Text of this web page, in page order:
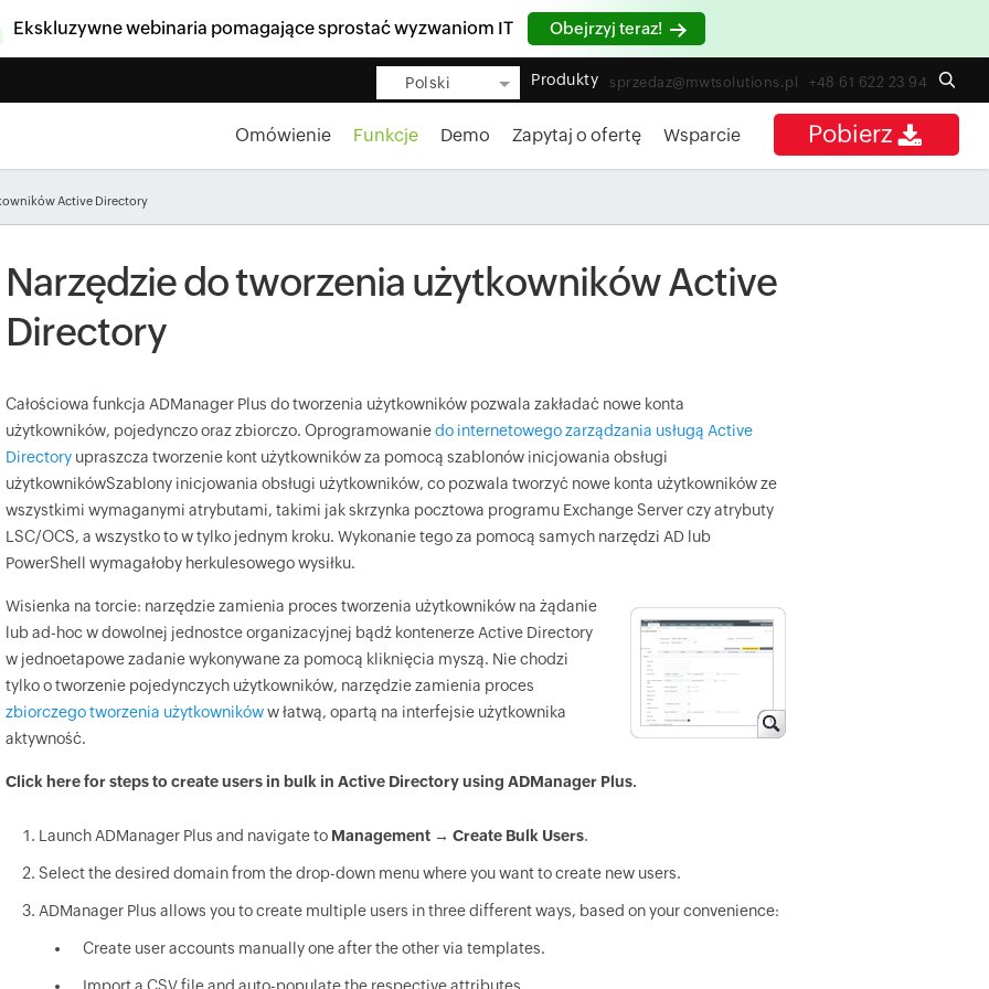
Ekskluzywne webinaria pomagające sprostać wyzwaniom IT Obejrzyj teraz!
Polski Produkty sprzedaz@mwtsolutions.pl +48 61 622 23 94
Pobierz
Omówienie Funkcje Demo Zapytaj o ofertę Wsparcie
Active Directory
Narzędzie do tworzenia użytkowników Active
Directory
Całościowa funkcja ADManager Plus do tworzenia użytkowników pozwala zakładać nowe konta
użytkowników, pojedynczo oraz zbiorczo. Oprogramowaniedo internetowego zarządzania usługą Active
Directory upraszcza tworzenie kont użytkowników za pomocą szablonów inicjowania obsługi
użytkownikówSzablony inicjowania obsługi użytkowników, co pozwala tworzyć nowe konta użytkowników ze
wszystkimi wymaganymi atrybutami, takimi jak skrzynka pocztowa programu Exchange Server czy atrybuty
LSC/OCS, a wszystko to w tylko jednym kroku. Wykonanie tego za pomocą samych narzędzi AD lub
PowerShell wymagałoby herkulesowego wysiłku.
Wisienka na torcie: narzędzie zamienia proces tworzenia użytkowników na żądanie
lub ad-hoc w dowolnej jednostce organizacyjnej bądź kontenerze Active Directory
w jednoetapowe zadanie wykonywane za pomocą kliknięcia myszą. Nie chodzi
tylko o tworzenie pojedynczych użytkowników, narzędzie zamienia proces
zbiorczego tworzenia użytkownikóww łatwą, opartą na interfejsie użytkownika
aktywność.
Click here for steps to create users in bulk in Active Directory using ADManager Plus.
Launch ADManager Plus and navigate to Management → Create Bulk Users.
Select the desired domain from the drop-down menu where you want to create new users.
ADManager Plus allows you to create multiple users in three different ways, based on your convenience:
Create user accounts manually one after the other via templates.